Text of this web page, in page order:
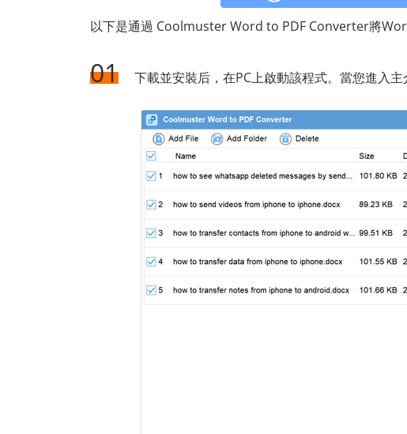
以下是通過 Coolmuster Word to PDF Converter將
01 下載並安裝后，在PC上啟動該程式。當您進入